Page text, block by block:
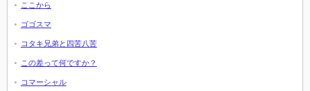
ここから
ゴゴスマ
コタキ兄弟と四苦八苦
この差って何ですか？
コマーシャル